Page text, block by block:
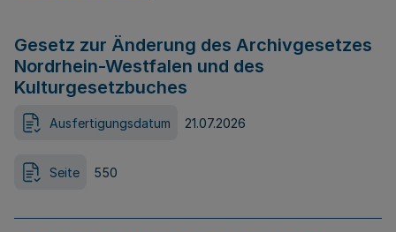
Gesetz zur Änderung des Archivgesetzes
Nordrhein-Westfalen und des
Kulturgesetzbuches
Ausfertigungsdatum 21.07.2026
Seite 550